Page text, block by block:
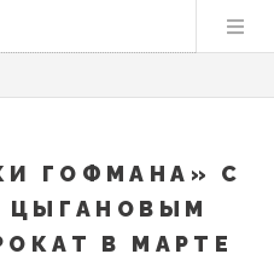
ГОФМАНА» С
ЦЫГАНОВЫМ
В МАРТЕ